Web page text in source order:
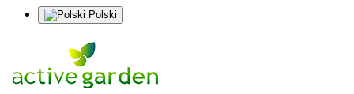
Polski